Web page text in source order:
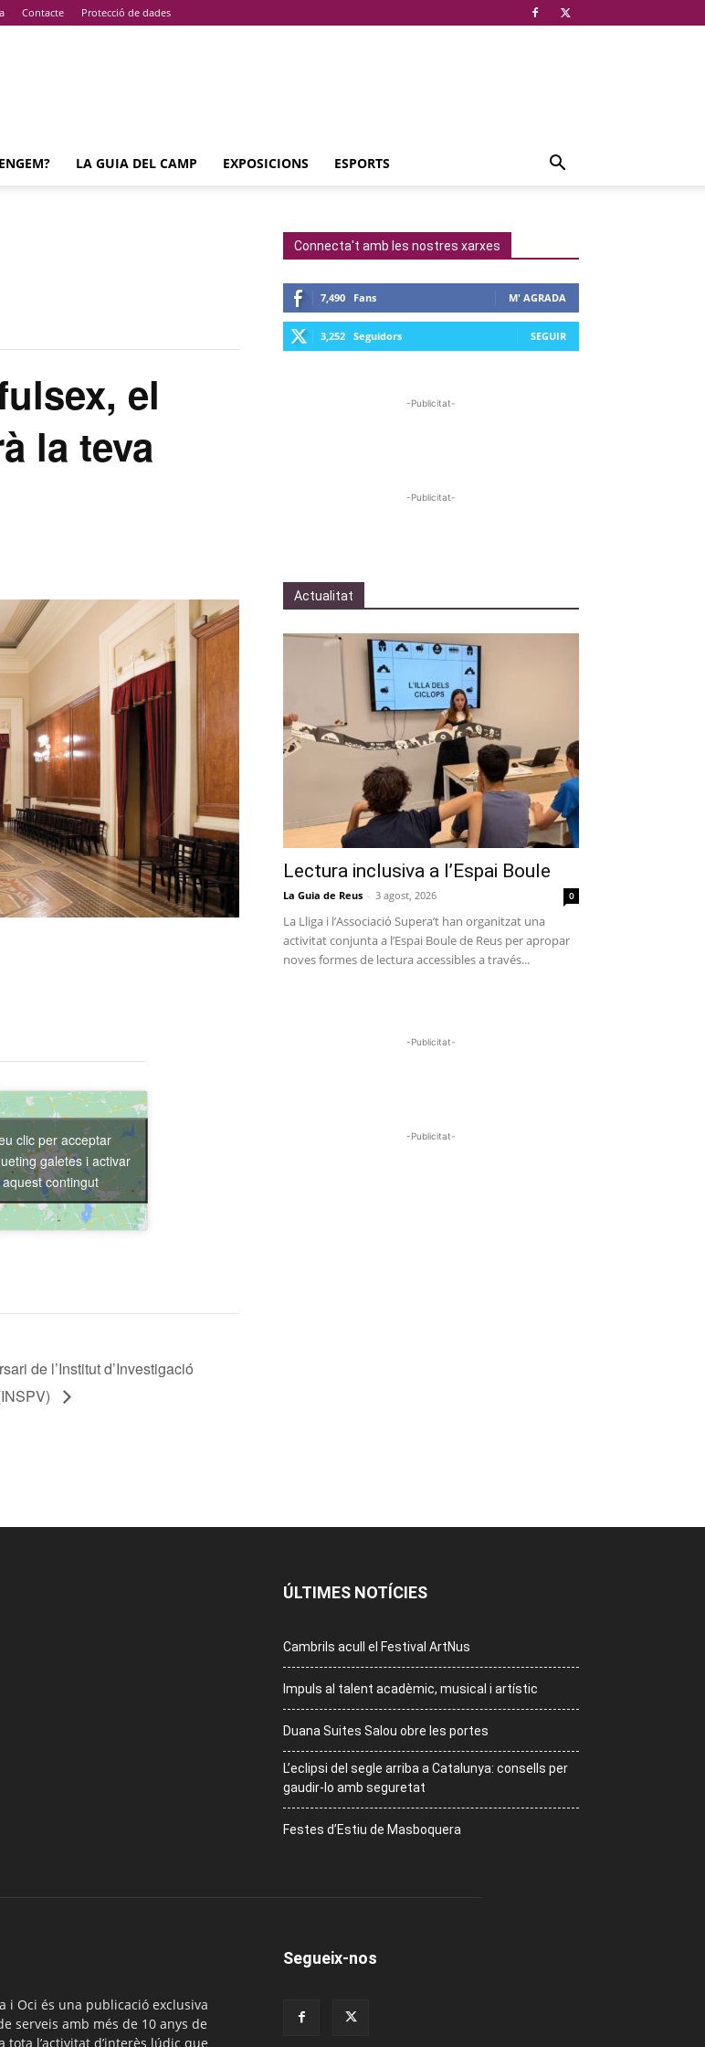
Contacte Protecció de dades
LA GUIA DEL CAMP EXPOSICIONS ESPORTS
el
la teva
clic per acceptar
galetes i activar
aquest contingut
de l’Institut d’Investigació
Connecta't amb les nostres xarxes
7,490 Fans M' AGRADA
3,252 Seguidors SEGUIR
-Publicitat-
-Publicitat-
Actualitat
Lectura inclusiva a l’Espai Boule
La Guia de Reus - 3 agost, 2026 0
La Lliga i l’Associació Supera’t han organitzat una
activitat conjunta a l’Espai Boule de Reus per apropar
noves formes de lectura accessibles a través...
-Publicitat-
-Publicitat-
ÚLTIMES NOTÍCIES
Cambrils acull el Festival ArtNus
Impuls al talent acadèmic, musical i artístic
Duana Suites Salou obre les portes
L’eclipsi del segle arriba a Catalunya: consells per
gaudir-lo amb seguretat
Festes d’Estiu de Masboquera
i Oci és una publicació exclusiva
serveis amb més de 10 anys de
l’activitat d’interès lúdic que
Segueix-nos